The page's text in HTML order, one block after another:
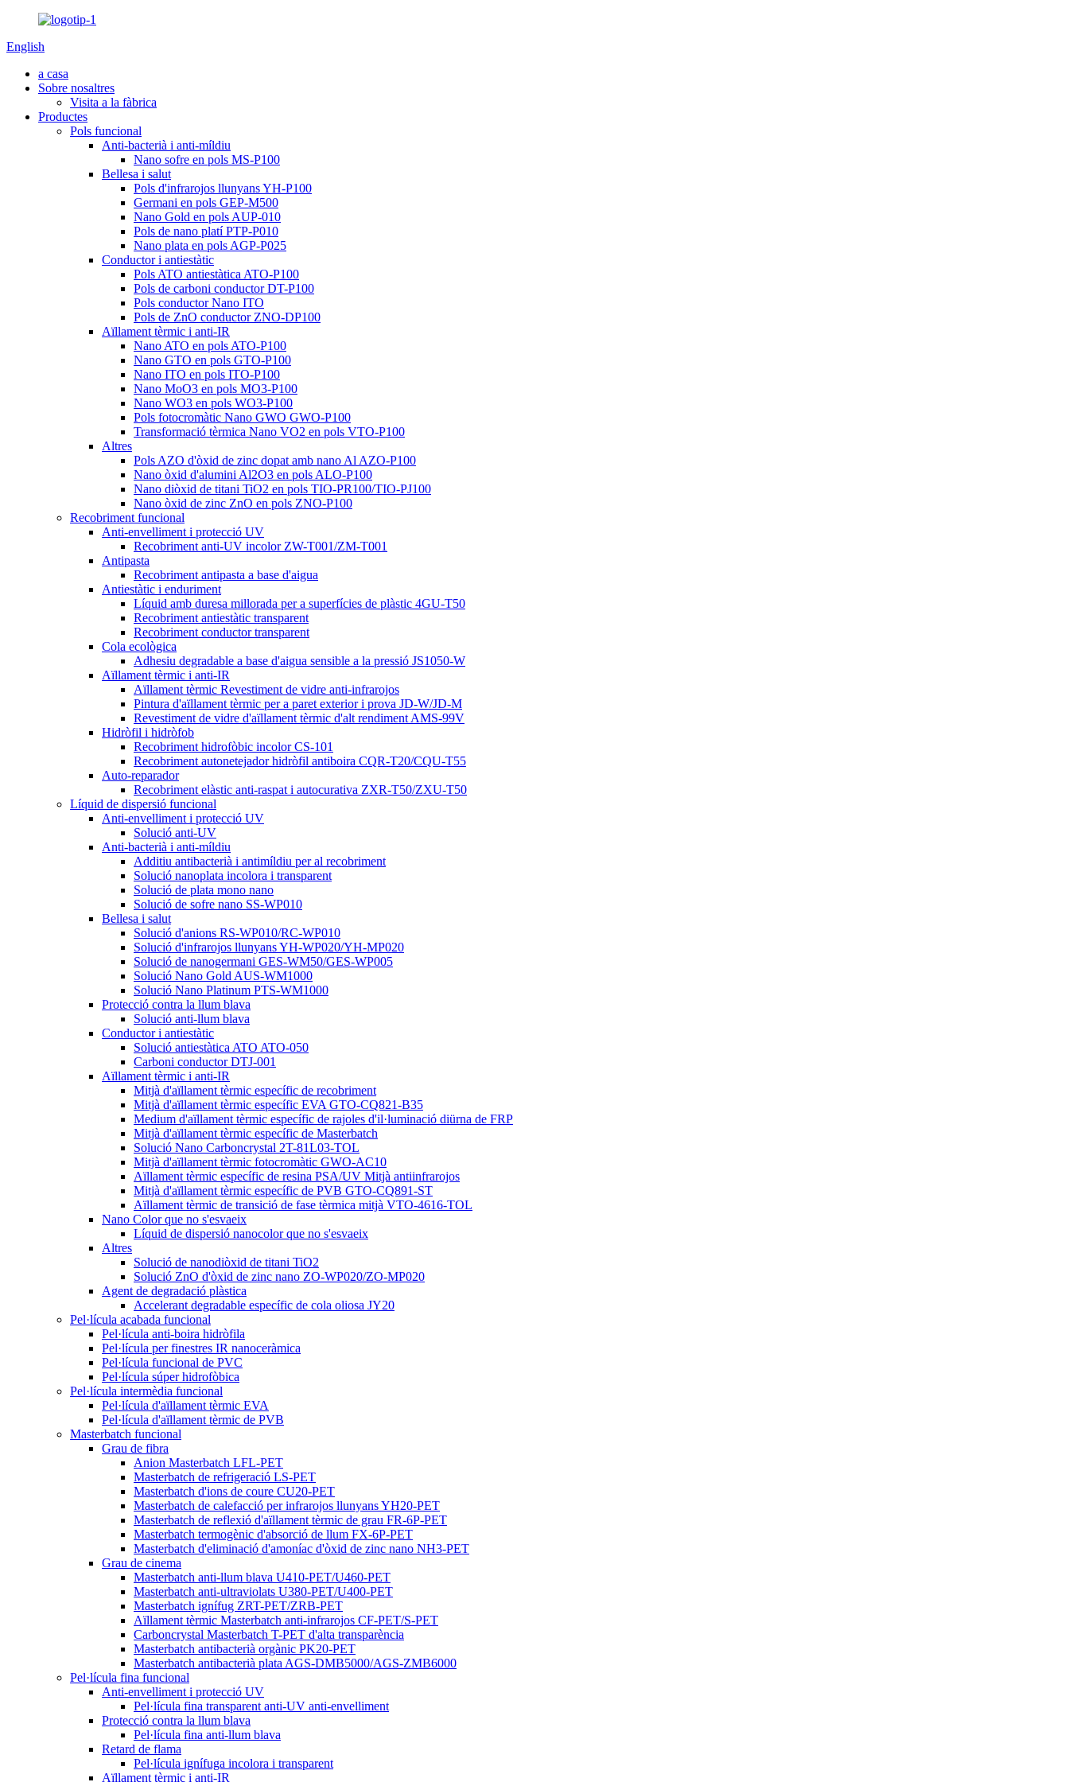
English
a casa
Sobre nosaltres
Visita a la fàbrica
Productes
Pols funcional
Anti-bacterià i anti-míldiu
Nano sofre en pols MS-P100
Bellesa i salut
Pols d'infrarojos llunyans YH-P100
Germani en pols GEP-M500
Nano Gold en pols AUP-010
Pols de nano platí PTP-P010
Nano plata en pols AGP-P025
Conductor i antiestàtic
Pols ATO antiestàtica ATO-P100
Pols de carboni conductor DT-P100
Pols conductor Nano ITO
Pols de ZnO conductor ZNO-DP100
Aïllament tèrmic i anti-IR
Nano ATO en pols ATO-P100
Nano GTO en pols GTO-P100
Nano ITO en pols ITO-P100
Nano MoO3 en pols MO3-P100
Nano WO3 en pols WO3-P100
Pols fotocromàtic Nano GWO GWO-P100
Transformació tèrmica Nano VO2 en pols VTO-P100
Altres
Pols AZO d'òxid de zinc dopat amb nano Al AZO-P100
Nano òxid d'alumini Al2O3 en pols ALO-P100
Nano diòxid de titani TiO2 en pols TIO-PR100/TIO-PJ100
Nano òxid de zinc ZnO en pols ZNO-P100
Recobriment funcional
Anti-envelliment i protecció UV
Recobriment anti-UV incolor ZW-T001/ZM-T001
Antipasta
Recobriment antipasta a base d'aigua
Antiestàtic i enduriment
Líquid amb duresa millorada per a superfícies de plàstic 4GU-T50
Recobriment antiestàtic transparent
Recobriment conductor transparent
Cola ecològica
Adhesiu degradable a base d'aigua sensible a la pressió JS1050-W
Aïllament tèrmic i anti-IR
Aïllament tèrmic Revestiment de vidre anti-infrarojos
Pintura d'aïllament tèrmic per a paret exterior i prova JD-W/JD-M
Revestiment de vidre d'aïllament tèrmic d'alt rendiment AMS-99V
Hidròfil i hidròfob
Recobriment hidrofòbic incolor CS-101
Recobriment autonetejador hidròfil antiboira CQR-T20/CQU-T55
Auto-reparador
Recobriment elàstic anti-raspat i autocurativa ZXR-T50/ZXU-T50
Líquid de dispersió funcional
Anti-envelliment i protecció UV
Solució anti-UV
Anti-bacterià i anti-míldiu
Additiu antibacterià i antimíldiu per al recobriment
Solució nanoplata incolora i transparent
Solució de plata mono nano
Solució de sofre nano SS-WP010
Bellesa i salut
Solució d'anions RS-WP010/RC-WP010
Solució d'infrarojos llunyans YH-WP020/YH-MP020
Solució de nanogermani GES-WM50/GES-WP005
Solució Nano Gold AUS-WM1000
Solució Nano Platinum PTS-WM1000
Protecció contra la llum blava
Solució anti-llum blava
Conductor i antiestàtic
Solució antiestàtica ATO ATO-050
Carboni conductor DTJ-001
Aïllament tèrmic i anti-IR
Mitjà d'aïllament tèrmic específic de recobriment
Mitjà d'aïllament tèrmic específic EVA GTO-CQ821-B35
Medium d'aïllament tèrmic específic de rajoles d'il·luminació diürna de FRP
Mitjà d'aïllament tèrmic específic de Masterbatch
Solució Nano Carboncrystal 2T-81L03-TOL
Mitjà d'aïllament tèrmic fotocromàtic GWO-AC10
Aïllament tèrmic específic de resina PSA/UV Mitjà antiinfrarojos
Mitjà d'aïllament tèrmic específic de PVB GTO-CQ891-ST
Aïllament tèrmic de transició de fase tèrmica mitjà VTO-4616-TOL
Nano Color que no s'esvaeix
Líquid de dispersió nanocolor que no s'esvaeix
Altres
Solució de nanodiòxid de titani TiO2
Solució ZnO d'òxid de zinc nano ZO-WP020/ZO-MP020
Agent de degradació plàstica
Accelerant degradable específic de cola oliosa JY20
Pel·lícula acabada funcional
Pel·lícula anti-boira hidròfila
Pel·lícula per finestres IR nanoceràmica
Pel·lícula funcional de PVC
Pel·lícula súper hidrofòbica
Pel·lícula intermèdia funcional
Pel·lícula d'aïllament tèrmic EVA
Pel·lícula d'aïllament tèrmic de PVB
Masterbatch funcional
Grau de fibra
Anion Masterbatch LFL-PET
Masterbatch de refrigeració LS-PET
Masterbatch d'ions de coure CU20-PET
Masterbatch de calefacció per infrarojos llunyans YH20-PET
Masterbatch de reflexió d'aïllament tèrmic de grau FR-6P-PET
Masterbatch termogènic d'absorció de llum FX-6P-PET
Masterbatch d'eliminació d'amoníac d'òxid de zinc nano NH3-PET
Grau de cinema
Masterbatch anti-llum blava U410-PET/U460-PET
Masterbatch anti-ultraviolats U380-PET/U400-PET
Masterbatch ignífug ZRT-PET/ZRB-PET
Aïllament tèrmic Masterbatch anti-infrarojos CF-PET/S-PET
Carboncrystal Masterbatch T-PET d'alta transparència
Masterbatch antibacterià orgànic PK20-PET
Masterbatch antibacterià plata AGS-DMB5000/AGS-ZMB6000
Pel·lícula fina funcional
Anti-envelliment i protecció UV
Pel·lícula fina transparent anti-UV anti-envelliment
Protecció contra la llum blava
Pel·lícula fina anti-llum blava
Retard de flama
Pel·lícula ignífuga incolora i transparent
Aïllament tèrmic i anti-IR